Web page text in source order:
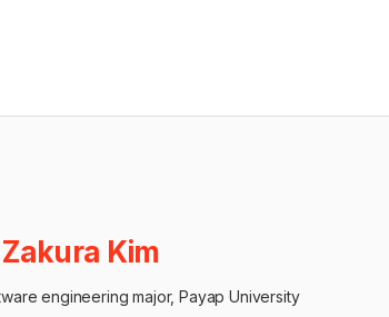
Zakura Kim
engineering major, Payap University